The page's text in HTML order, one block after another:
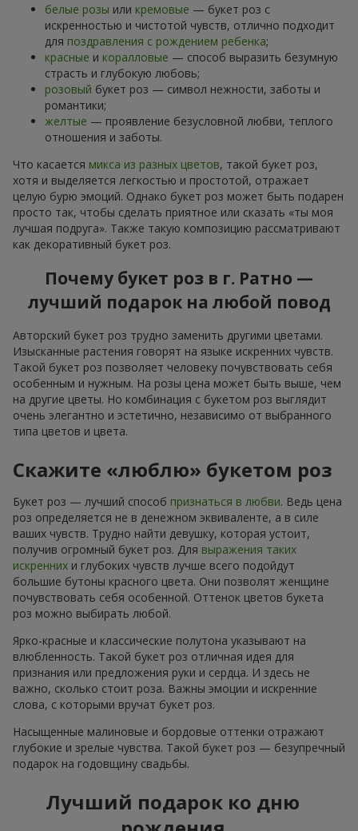
белые розы или кремовые — букет роз с
искренностью и чистотой чувств, отлично подходит
для поздравления с рождением ребенка;
красные и коралловые — способ выразить безумную
страсть и глубокую любовь;
розовый букет роз — символ нежности, заботы и
романтики;
желтые — проявление безусловной любви, теплого
отношения и заботы.
Что касается микса из разных цветов, такой букет роз,
хотя и выделяется легкостью и простотой, отражает
целую бурю эмоций. Однако букет роз может быть подарен
просто так, чтобы сделать приятное или сказать «ты моя
лучшая подруга». Также такую композицию рассматривают
как декоративный букет роз.
Почему букет роз в г. Ратно —
лучший подарок на любой повод
Авторский букет роз трудно заменить другими цветами.
Изысканные растения говорят на языке искренних чувств.
Такой букет роз позволяет человеку почувствовать себя
особенным и нужным. На розы цена может быть выше, чем
на другие цветы. Но комбинация с букетом роз выглядит
очень элегантно и эстетично, независимо от выбранного
типа цветов и цвета.
Скажите «люблю» букетом роз
Букет роз — лучший способ признаться в любви. Ведь цена
роз определяется не в денежном эквиваленте, а в силе
ваших чувств. Трудно найти девушку, которая устоит,
получив огромный букет роз. Для выражения таких
искренних и глубоких чувств лучше всего подойдут
большие бутоны красного цвета. Они позволят женщине
почувствовать себя особенной. Оттенок цветов букета
роз можно выбирать любой.
Ярко-красные и классические полутона указывают на
влюбленность. Такой букет роз отличная идея для
признания или предложения руки и сердца. И здесь не
важно, сколько стоит роза. Важны эмоции и искренние
слова, с которыми вручат букет роз.
Насыщенные малиновые и бордовые оттенки отражают
глубокие и зрелые чувства. Такой букет роз — безупречный
подарок на годовщину свадьбы.
Лучший подарок ко дню